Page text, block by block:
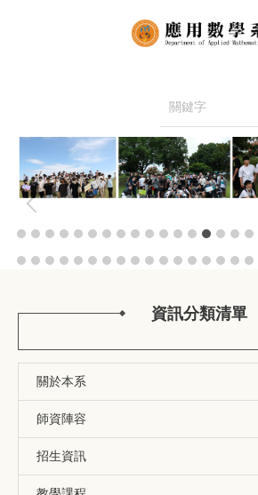
資訊分類清單
關於本系
師資陣容
招生資訊